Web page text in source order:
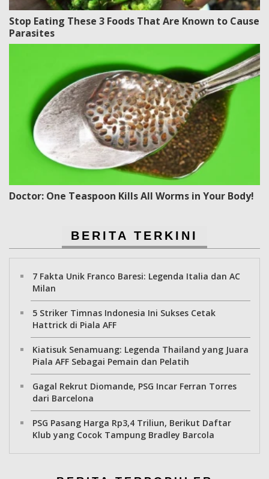
Stop Eating These 3 Foods That Are Known to Cause
Parasites
Doctor: One Teaspoon Kills All Worms in Your Body!
BERITA TERKINI
7 Fakta Unik Franco Baresi: Legenda Italia dan AC
Milan
5 Striker Timnas Indonesia Ini Sukses Cetak
Hattrick di Piala AFF
Kiatisuk Senamuang: Legenda Thailand yang Juara
Piala AFF Sebagai Pemain dan Pelatih
Gagal Rekrut Diomande, PSG Incar Ferran Torres
dari Barcelona
PSG Pasang Harga Rp3,4 Triliun, Berikut Daftar
Klub yang Cocok Tampung Bradley Barcola